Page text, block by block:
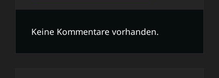
Keine Kommentare vorhanden.